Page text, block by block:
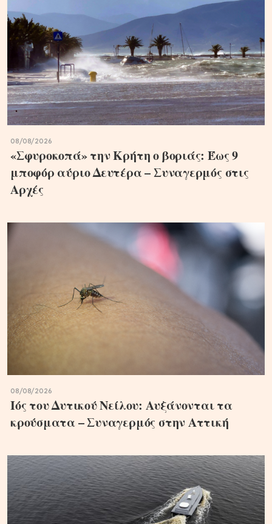
08/08/2026
«Σφυροκοπά» την Κρήτη ο βοριάς: Έως 9
μποφόρ αύριο Δευτέρα – Συναγερμός στις
Αρχές
08/08/2026
Ιός του Δυτικού Νείλου: Αυξάνονται τα
κρούσματα – Συναγερμός στην Αττική